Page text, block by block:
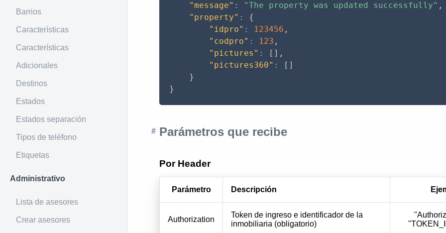
Barrios
Características
Características
Adicionales
Destinos
Estados
Estados separación
Tipos de teléfono
Etiquetas
Administrativo
Lista de asesores
Crear asesores
"message" : "The property was updated successfully" ,
"property" :
{
"idpro" : 123456 ,
"codpro" : 123 ,
"pictures" : [ ] ,
"pictures360" : [ ]
}
}
Parámetros que recibe
Por Header
Parámetro Descripción
Authorization
Token de ingreso e identificador de la
inmobiliaria (obligatorio)